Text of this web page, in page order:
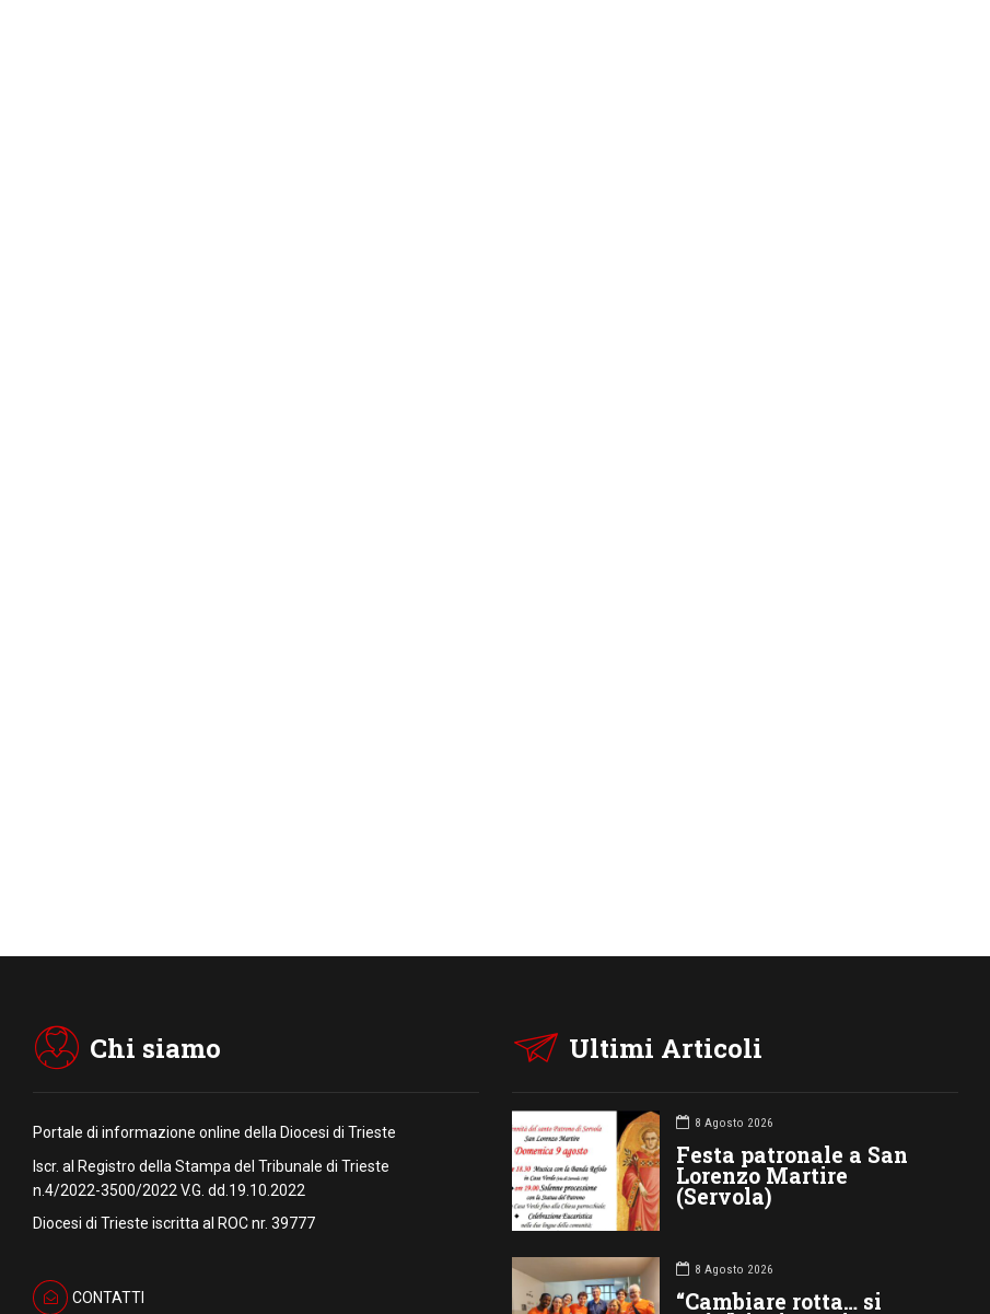
Chi siamo
Portale di informazione online della Diocesi di Trieste
Iscr. al Registro della Stampa del Tribunale di Trieste
n.4/2022-3500/2022 V.G. dd.19.10.2022
Diocesi di Trieste iscritta al ROC nr. 39777
CONTATTI
Ultimi Articoli
8 Agosto 2026
Festa patronale a San
Lorenzo Martire
(Servola)
8 Agosto 2026
“Cambiare rotta… si